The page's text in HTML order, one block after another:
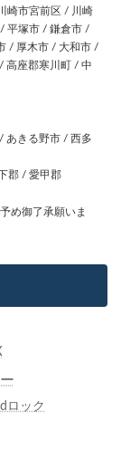
崎市宮前区 / 川崎
平塚市 / 鎌倉市 /
/ 厚木市 / 大和市 /
高座郡寒川町 / 中
あきる野市 / 西多
郡 / 愛甲郡
め御了承願いま
ロック